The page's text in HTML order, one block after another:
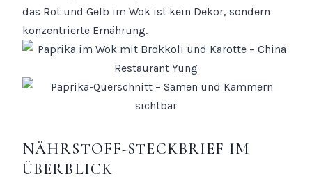
das Rot und Gelb im Wok ist kein Dekor, sondern
konzentrierte Ernährung.
NÄHRSTOFF-STECKBRIEF IM
ÜBERBLICK